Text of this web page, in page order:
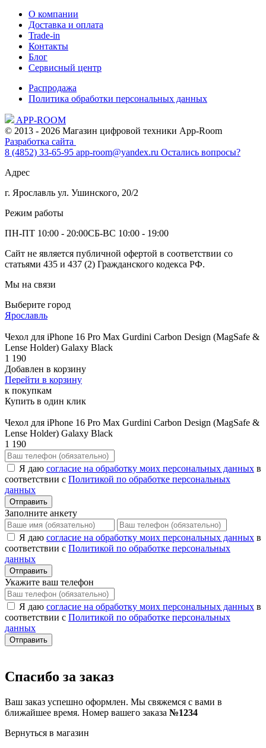
О компании
Доставка и оплата
Trade-in
Контакты
Блог
Сервисный центр
Распродажа
Политика обработки персональных данных
APP-ROOM
© 2013 - 2026 Магазин цифровой техники App-Room
Разработка сайта
8 (4852) 33-65-95 app-room@yandex.ru Остались вопросы?
Адрес
г. Ярославль ул. Ушинского, 20/2
Режим работы
ПН-ПТ 10:00 - 20:00СБ-ВС 10:00 - 19:00
Сайт не является публичной офертой в соответствии со
статьями 435 и 437 (2) Гражданского кодекса РФ.
Мы на связи
Выберите город
Ярославль
Чехол для iPhone 16 Pro Max Gurdini Carbon Design (MagSafe &
Lense Holder) Galaxy Black
1 190
Добавлен в корзину
Перейти в корзину
к покупкам
Купить в один клик
Чехол для iPhone 16 Pro Max Gurdini Carbon Design (MagSafe &
Lense Holder) Galaxy Black
1 190
Я даю согласие на обработку моих персональных данных в
соответствии с Политикой по обработке персональных
данных
Отправить
Заполните анкету
Я даю согласие на обработку моих персональных данных в
соответствии с Политикой по обработке персональных
данных
Отправить
Укажите ваш телефон
Я даю согласие на обработку моих персональных данных в
соответствии с Политикой по обработке персональных
данных
Отправить
Спасибо за заказ
Ваш заказ успешно оформлен. Мы свяжемся с вами в
ближайшее время. Номер вашего заказа №1234
Вернуться в магазин